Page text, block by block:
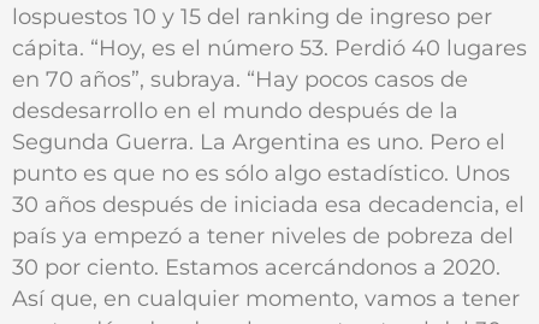
lospuestos 10 y 15 del ranking de ingreso per
cápita. “Hoy, es el número 53. Perdió 40 lugares
en 70 años”, subraya. “Hay pocos casos de
desdesarrollo en el mundo después de la
Segunda Guerra. La Argentina es uno. Pero el
punto es que no es sólo algo estadístico. Unos
30 años después de iniciada esa decadencia, el
país ya empezó a tener niveles de pobreza del
30 por ciento. Estamos acercándonos a 2020.
Así que, en cualquier momento, vamos a tener